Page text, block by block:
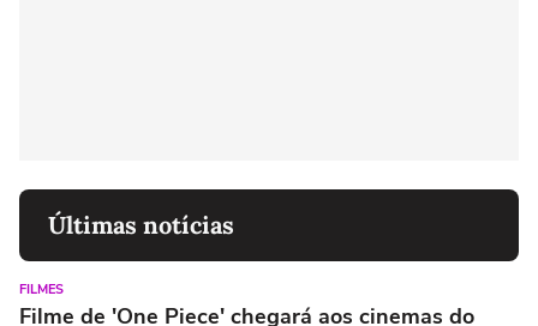
Últimas notícias
FILMES
Filme de 'One Piece' chegará aos cinemas do